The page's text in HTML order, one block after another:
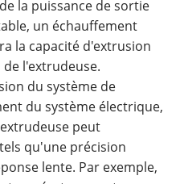
la puissance de sortie
un échauffement
la capacité d'extrusion
l'extrudeuse.
du système de
du système électrique,
peut
qu'une précision
lente. Par exemple,